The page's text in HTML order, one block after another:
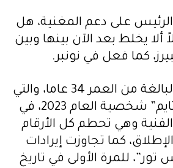
على دعم المغنية، هل
يخلط بعد الآن بينها وبين
كما فعل في نونبر.
لقد باتت الفنانة البالغة من العمر 34 عاما، والتي
اختارتها مجلة “تايم” شخصية العام 2023، في
وهي تحطم كل الأرقام
كما تجاوزت إيرادات
تور”، للمرة الأولى في تاريخ